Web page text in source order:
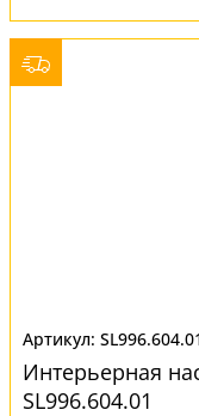
Интерьерная
SL996.604.01